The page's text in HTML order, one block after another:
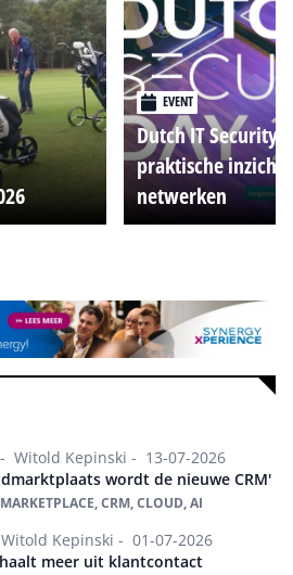
EVENT
Dutch IT Security
praktische
netwerken
Witold Kepinski - 13-07-2026
wordt de nieuwe CRM'
CRM, CLOUD, AI
Witold Kepinski - 01-07-2026
meer uit klantcontact